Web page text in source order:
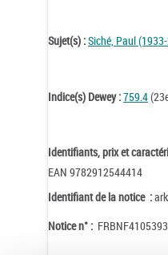
Sujet(s) :Siché, Paul
Indice(s) Dewey :759.4
Identifiants, prix et
EAN 9782912544414
Identifiant de la notice :
Notice n° :